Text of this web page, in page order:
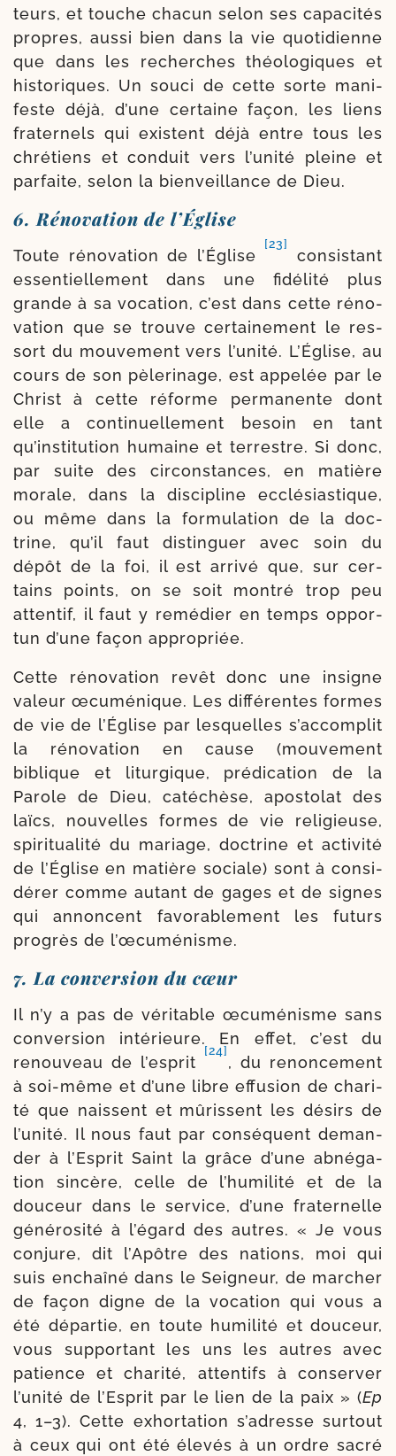
teurs, et touche cha­cun selon ses capa­ci­tés
propres, aus­si bien dans la vie quo­ti­dienne
que dans les recherches théo­lo­giques et
his­to­riques. Un sou­ci de cette sorte mani­
feste déjà, d’une cer­taine façon, les liens
fra­ter­nels qui existent déjà entre tous les
chré­tiens et conduit vers l’unité pleine et
par­faite, selon la bien­veillance de Dieu.
6. Rénovation de l’Église
Toute réno­va­tion de l’Église
[23]
consis­tant
essen­tiel­le­ment dans une fidé­li­té plus
grande à sa voca­tion, c’est dans cette réno­
va­tion que se trouve cer­tai­ne­ment le res­
sort du mou­ve­ment vers l’unité. L’Église, au
cours de son pèle­ri­nage, est appe­lée par le
Christ à cette réforme per­ma­nente dont
elle a conti­nuel­le­ment besoin en tant
qu’institution humaine et ter­restre. Si donc,
par suite des cir­cons­tances, en matière
morale, dans la dis­ci­pline ecclé­sias­tique,
ou même dans la for­mu­la­tion de la doc­
trine, qu’il faut dis­tin­guer avec soin du
dépôt de la foi, il est arri­vé que, sur cer­
tains points, on se soit mon­tré trop peu
atten­tif, il faut y remé­dier en temps oppor­
tun d’une façon appropriée.
Cette réno­va­tion revêt donc une insigne
valeur œcu­mé­nique. Les dif­fé­rentes formes
de vie de l’Église par les­quelles s’accomplit
la réno­va­tion en cause (mou­ve­ment
biblique et litur­gique, pré­di­ca­tion de la
Parole de Dieu, caté­chèse, apos­to­lat des
laïcs, nou­velles formes de vie reli­gieuse,
spi­ri­tua­li­té du mariage, doc­trine et acti­vi­té
de l’Église en matière sociale) sont à consi­
dé­rer comme autant de gages et de signes
qui annoncent favo­ra­ble­ment les futurs
pro­grès de l’œcuménisme.
7. La conversion du cœur
Il n’y a pas de véri­table œcu­mé­nisme sans
conver­sion inté­rieure. En effet, c’est du
renou­veau de l’esprit
[24]
, du renon­ce­ment
à soi-​même et d’une libre effu­sion de cha­ri­
té que naissent et mûrissent les dési­rs de
l’unité. Il nous faut par consé­quent deman­
der à l’Esprit Saint la grâce d’une abné­ga­
tion sin­cère, celle de l’humilité et de la
dou­ceur dans le ser­vice, d’une fra­ter­nelle
géné­ro­si­té à l’égard des autres. « Je vous
conjure, dit l’Apôtre des nations, moi qui
suis enchaî­né dans le Seigneur, de mar­cher
de façon digne de la voca­tion qui vous a
été dépar­tie, en toute humi­li­té et dou­ceur,
vous sup­por­tant les uns les autres avec
patience et cha­ri­té, atten­tifs à conser­ver
l’unité de l’Esprit par le lien de la paix » (Ep
4, 1–3). Cette exhor­ta­tion s’adresse sur­tout
à ceux qui ont été éle­vés à un ordre sacré